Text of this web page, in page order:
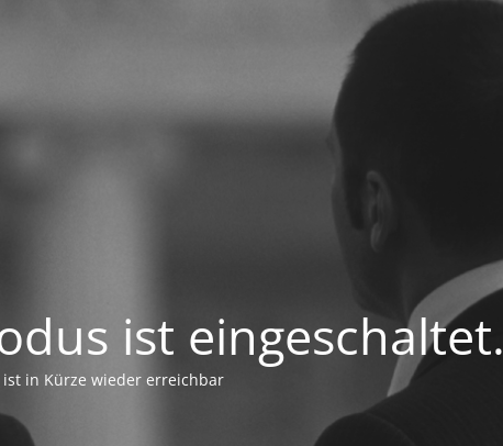
ist eingeschaltet.
ist in Kürze wieder erreichbar